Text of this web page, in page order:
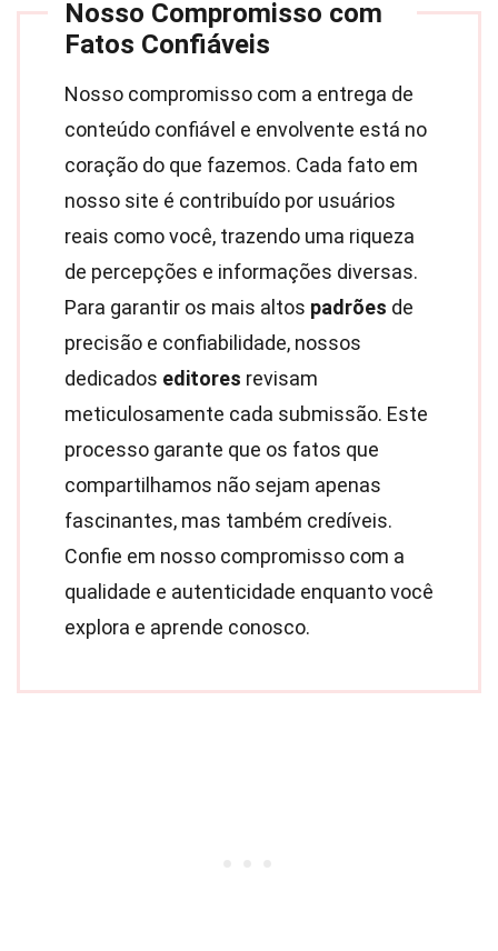
Nosso Compromisso com
Fatos Confiáveis
Nosso compromisso com a entrega de
conteúdo confiável e envolvente está no
coração do que fazemos. Cada fato em
nosso site é contribuído por usuários
reais como você, trazendo uma riqueza
de percepções e informações diversas.
Para garantir os mais altos padrões de
precisão e confiabilidade, nossos
dedicados editores revisam
meticulosamente cada submissão. Este
processo garante que os fatos que
compartilhamos não sejam apenas
fascinantes, mas também credíveis.
Confie em nosso compromisso com a
qualidade e autenticidade enquanto você
explora e aprende conosco.